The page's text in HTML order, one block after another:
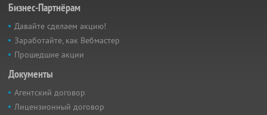
Бизнес-Партнёрам
Давайте сделаем акцию!
Заработайте, как Вебмастер
Прошедшие акции
Документы
Агентский договор
Лицензионный договор